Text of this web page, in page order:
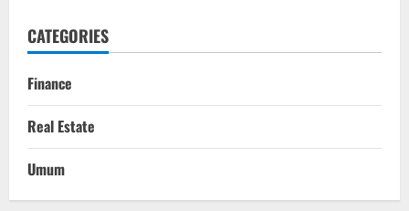
CATEGORIES
Finance
Real Estate
Umum